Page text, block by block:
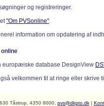
og registreringer.
"Om PVSonline".
information om opdatering af
europæiske database DesignView
velkommen til at ringe eller skrive til
Tåstrup, 4350 8000, pvs@dkpto.dk|